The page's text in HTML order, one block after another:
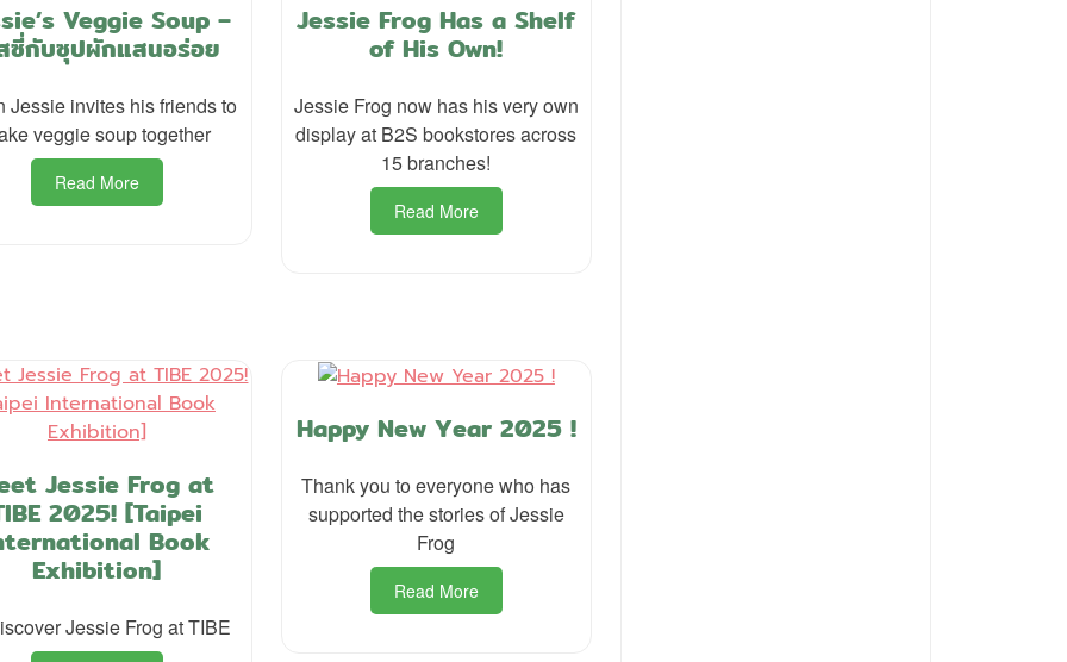
Veggie Soup –
ซี่กับซุปผักแสนอร่อย
Jessie invites his friends to
veggie soup together
Read More
Jessie Frog Has a Shelf
of His Own!
Jessie Frog now has his very own
display at B2S bookstores across
15 branches!
Read More
Jessie Frog at
2025! [Taipei
Book
Exhibition]
Jessie Frog at TIBE
Happy New Year 2025 !
Thank you to everyone who has
supported the stories of Jessie
Frog
Read More